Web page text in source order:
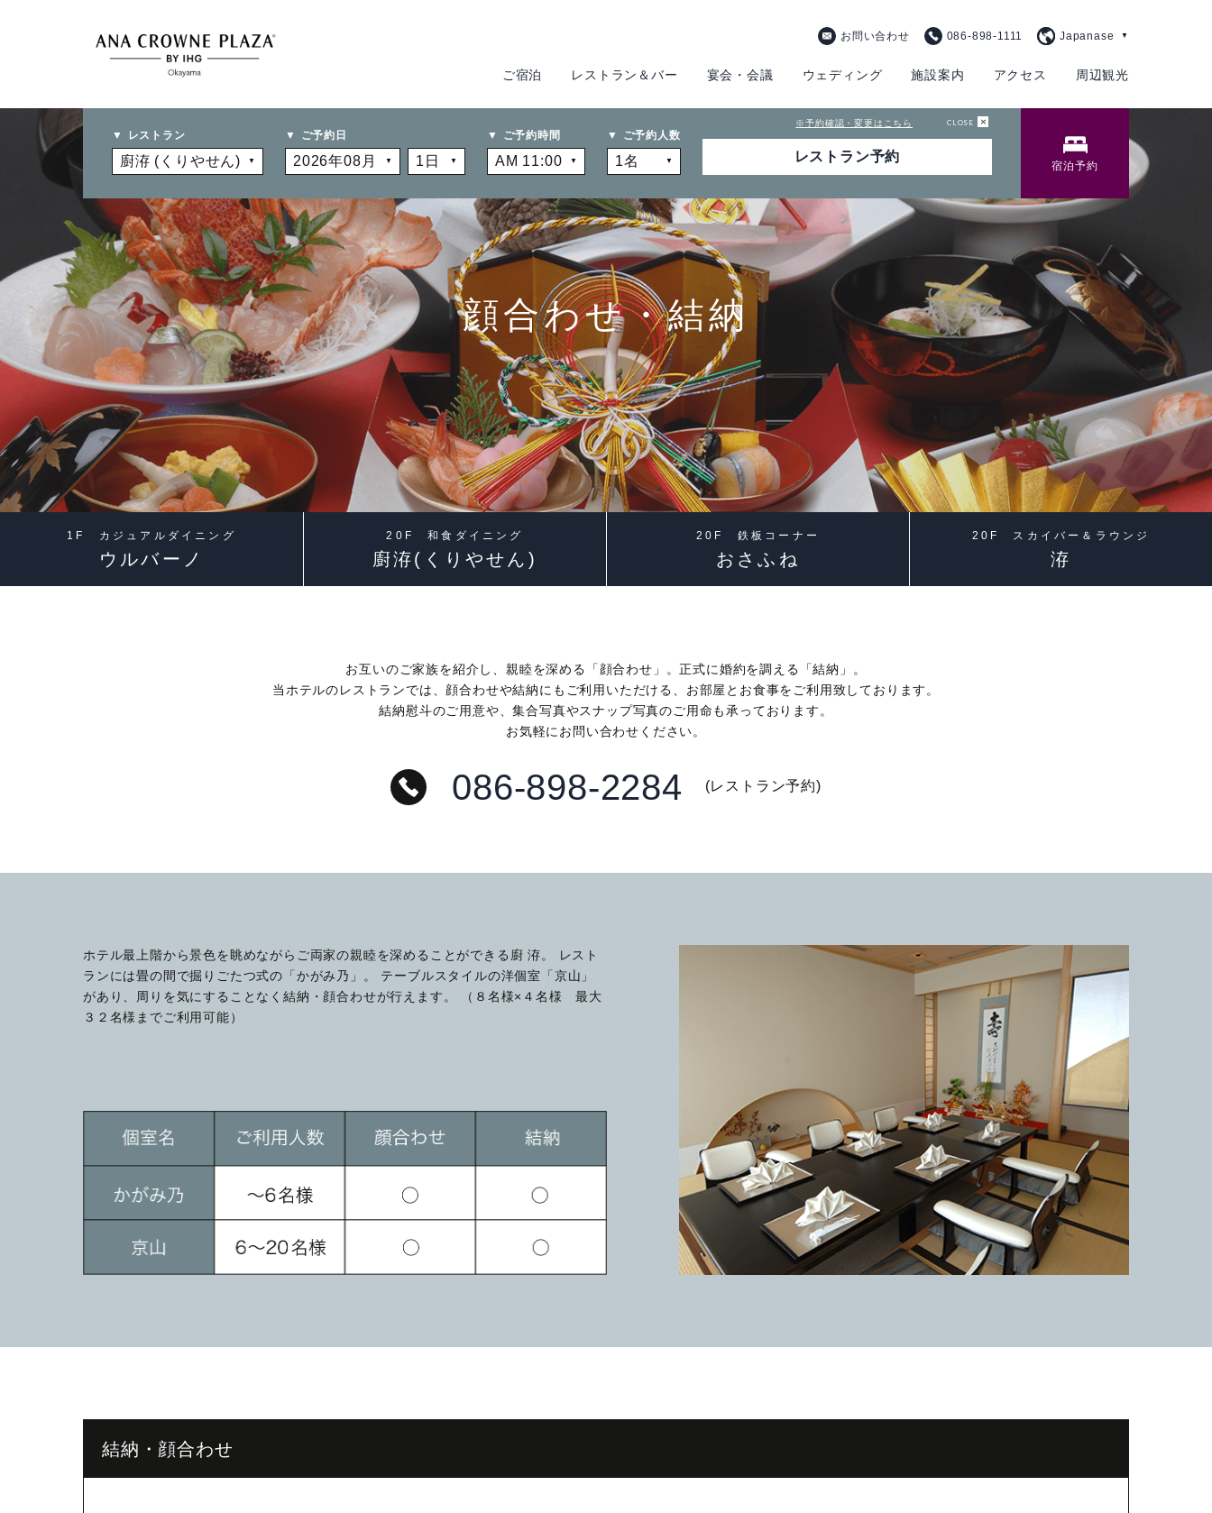
お問い合わせ 086-898-1111
ご宿泊 レストラン＆バー 宴会・会議 ウェディング 施設案内 アクセス 周辺観光
宿泊予約
CLOSE
レストラン ご予約日 ご予約時間 ご予約人数
※予約確認・変更はこちら
STAY
ご宿泊
トピックス
観光のご案内
客室紹介
プレミアム
スイート
ユニバーサル
アメニティ・貸出備品
朝食のご案内
よくあるご質問
プラン紹介
IHG®One Rewards
会員様プラン
ANA会員プラン
期間限定シーズンプ
観光グルメ
ファミリープラン
RESTAURANT
& BAR
レストラン＆バー
トピックス
レストラン＆バーのお問い合わせ
レストランのご案内
カジュアルダイニング
ウルバーノ
20F
和食ダイニング
廚洊(くりやせん)
20F
鉄板コーナー
おさふね
20F
個室・小団体プラン
顔合わせ・結納
記念日プラン
朝食のご案内
BANQUET &
MEETING
宴会・会議
トピックス
宴会場概要・利用規約
宴会予約 086-898-2262
営業時間 9:00 〜 18:00 定休日 日曜日
banquet@anacpokayama.com
宴会場のご案内
『曲水』
スカイバンケット
小宴会場
『花葉』『花交』
『延養』
ミーティングプラン
クラウンプラザミーティングディレクタ
宴会プランのご紹介
テーブルマナープラ
ン
同窓会プラン
プライベートミーテ
スタンダードパーテ
ィプラン
ケータリングサービ
ス
WEDDING
ウェディング
トピックス
ブライダルフェア
イベントカレンダー
料理・ケーキ
ドレス
パーティーレポート
挙式会場
Jewel-
神殿 -鳳笙-
披露宴会場
宙 -Sora-
曲水 -Kyokusui-
京山 -kyoyama-
顔合わせ・結納
1F カジュアルダイニング
ウルバーノ
20F 和食ダイニング
廚洊(くりやせん)
20F 鉄板コーナー
おさふね
20F スカイバー＆ラウンジ
洊
お互いのご家族を紹介し、親睦を深める「顔合わせ」。正式に婚約を調える「結納」。
当ホテルのレストランでは、顔合わせや結納にもご利用いただける、お部屋とお食事をご利用致しております。
結納慰斗のご用意や、集合写真やスナップ写真のご用命も承っております。
お気軽にお問い合わせください。
086-898-2284 (レストラン予約)
ホテル最上階から景色を眺めながらご両家の親睦を深めることができる廚 洊。 レスト
ランには畳の間で掘りごたつ式の「かがみ乃」。 テーブルスタイルの洋個室「京山」
があり、周りを気にすることなく結納・顔合わせが行えます。 （８名様×４名様 最大
３２名様までご利用可能）
結納・顔合わせ